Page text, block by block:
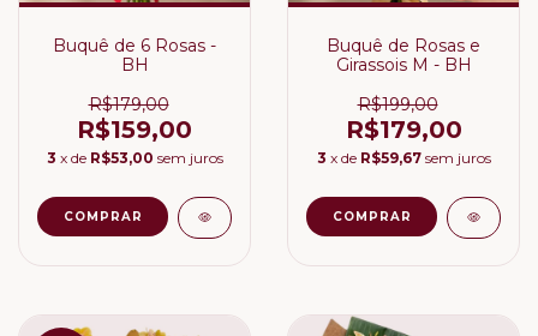
Buquê de 6 Rosas -
BH
R$179,00
R$159,00
3 x de R$53,00 sem juros
Buquê de Rosas e
Girassois M - BH
R$199,00
R$179,00
3 x de R$59,67 sem juros